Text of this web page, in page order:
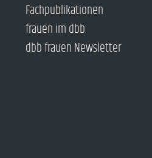
Fachpublikationen
frauen im dbb
dbb frauen Newsletter